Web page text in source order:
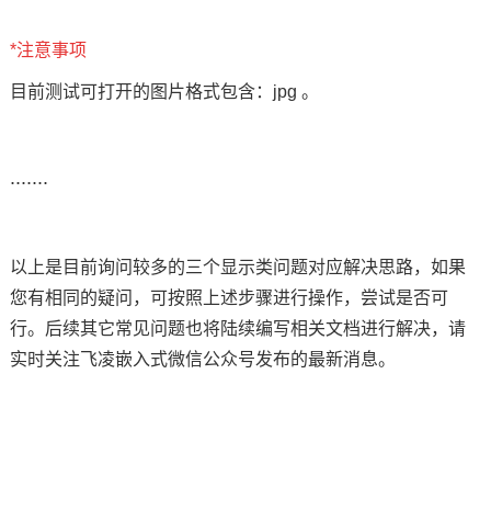
*注意事项
目前测试可打开的图片格式包含：jpg 。
.......
以上是目前询问较多的三个显示类问题对应解决思路，如果
您有相同的疑问，可按照上述步骤进行操作，尝试是否可
行。后续其它常见问题也将陆续编写相关文档进行解决，请
实时关注飞凌嵌入式微信公众号发布的最新消息。